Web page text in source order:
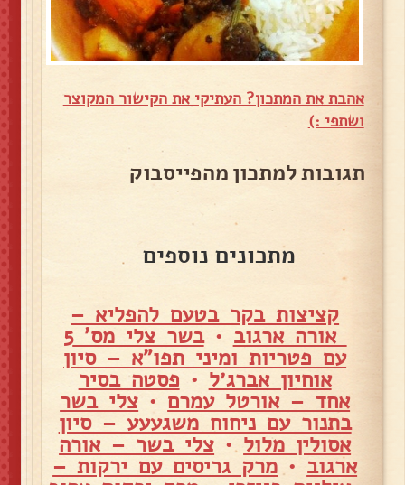
אהבת את המתכון? העתיקי את הקישור המקוצר
ושתפי :)
תגובות למתכון מהפייסבוק
מתכונים נוספים
קציצות בקר בטעם להפליא –
אורה ארגוב • בשר צלי מס' 5
עם פטריות ומיני תפו"א – סיון
אוחיון אברג׳ל • פסטה בסיר
אחד – אורטל עמרם • צלי בשר
בתנור עם ניחוח משגעעע – סיון
אסולין מלול • צלי בשר – אורה
ארגוב •מרק גריסים עם ירקות –